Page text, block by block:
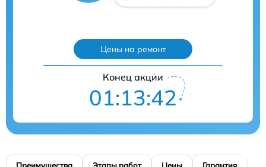
Цены на ремонт
Конец акции
01:13:41